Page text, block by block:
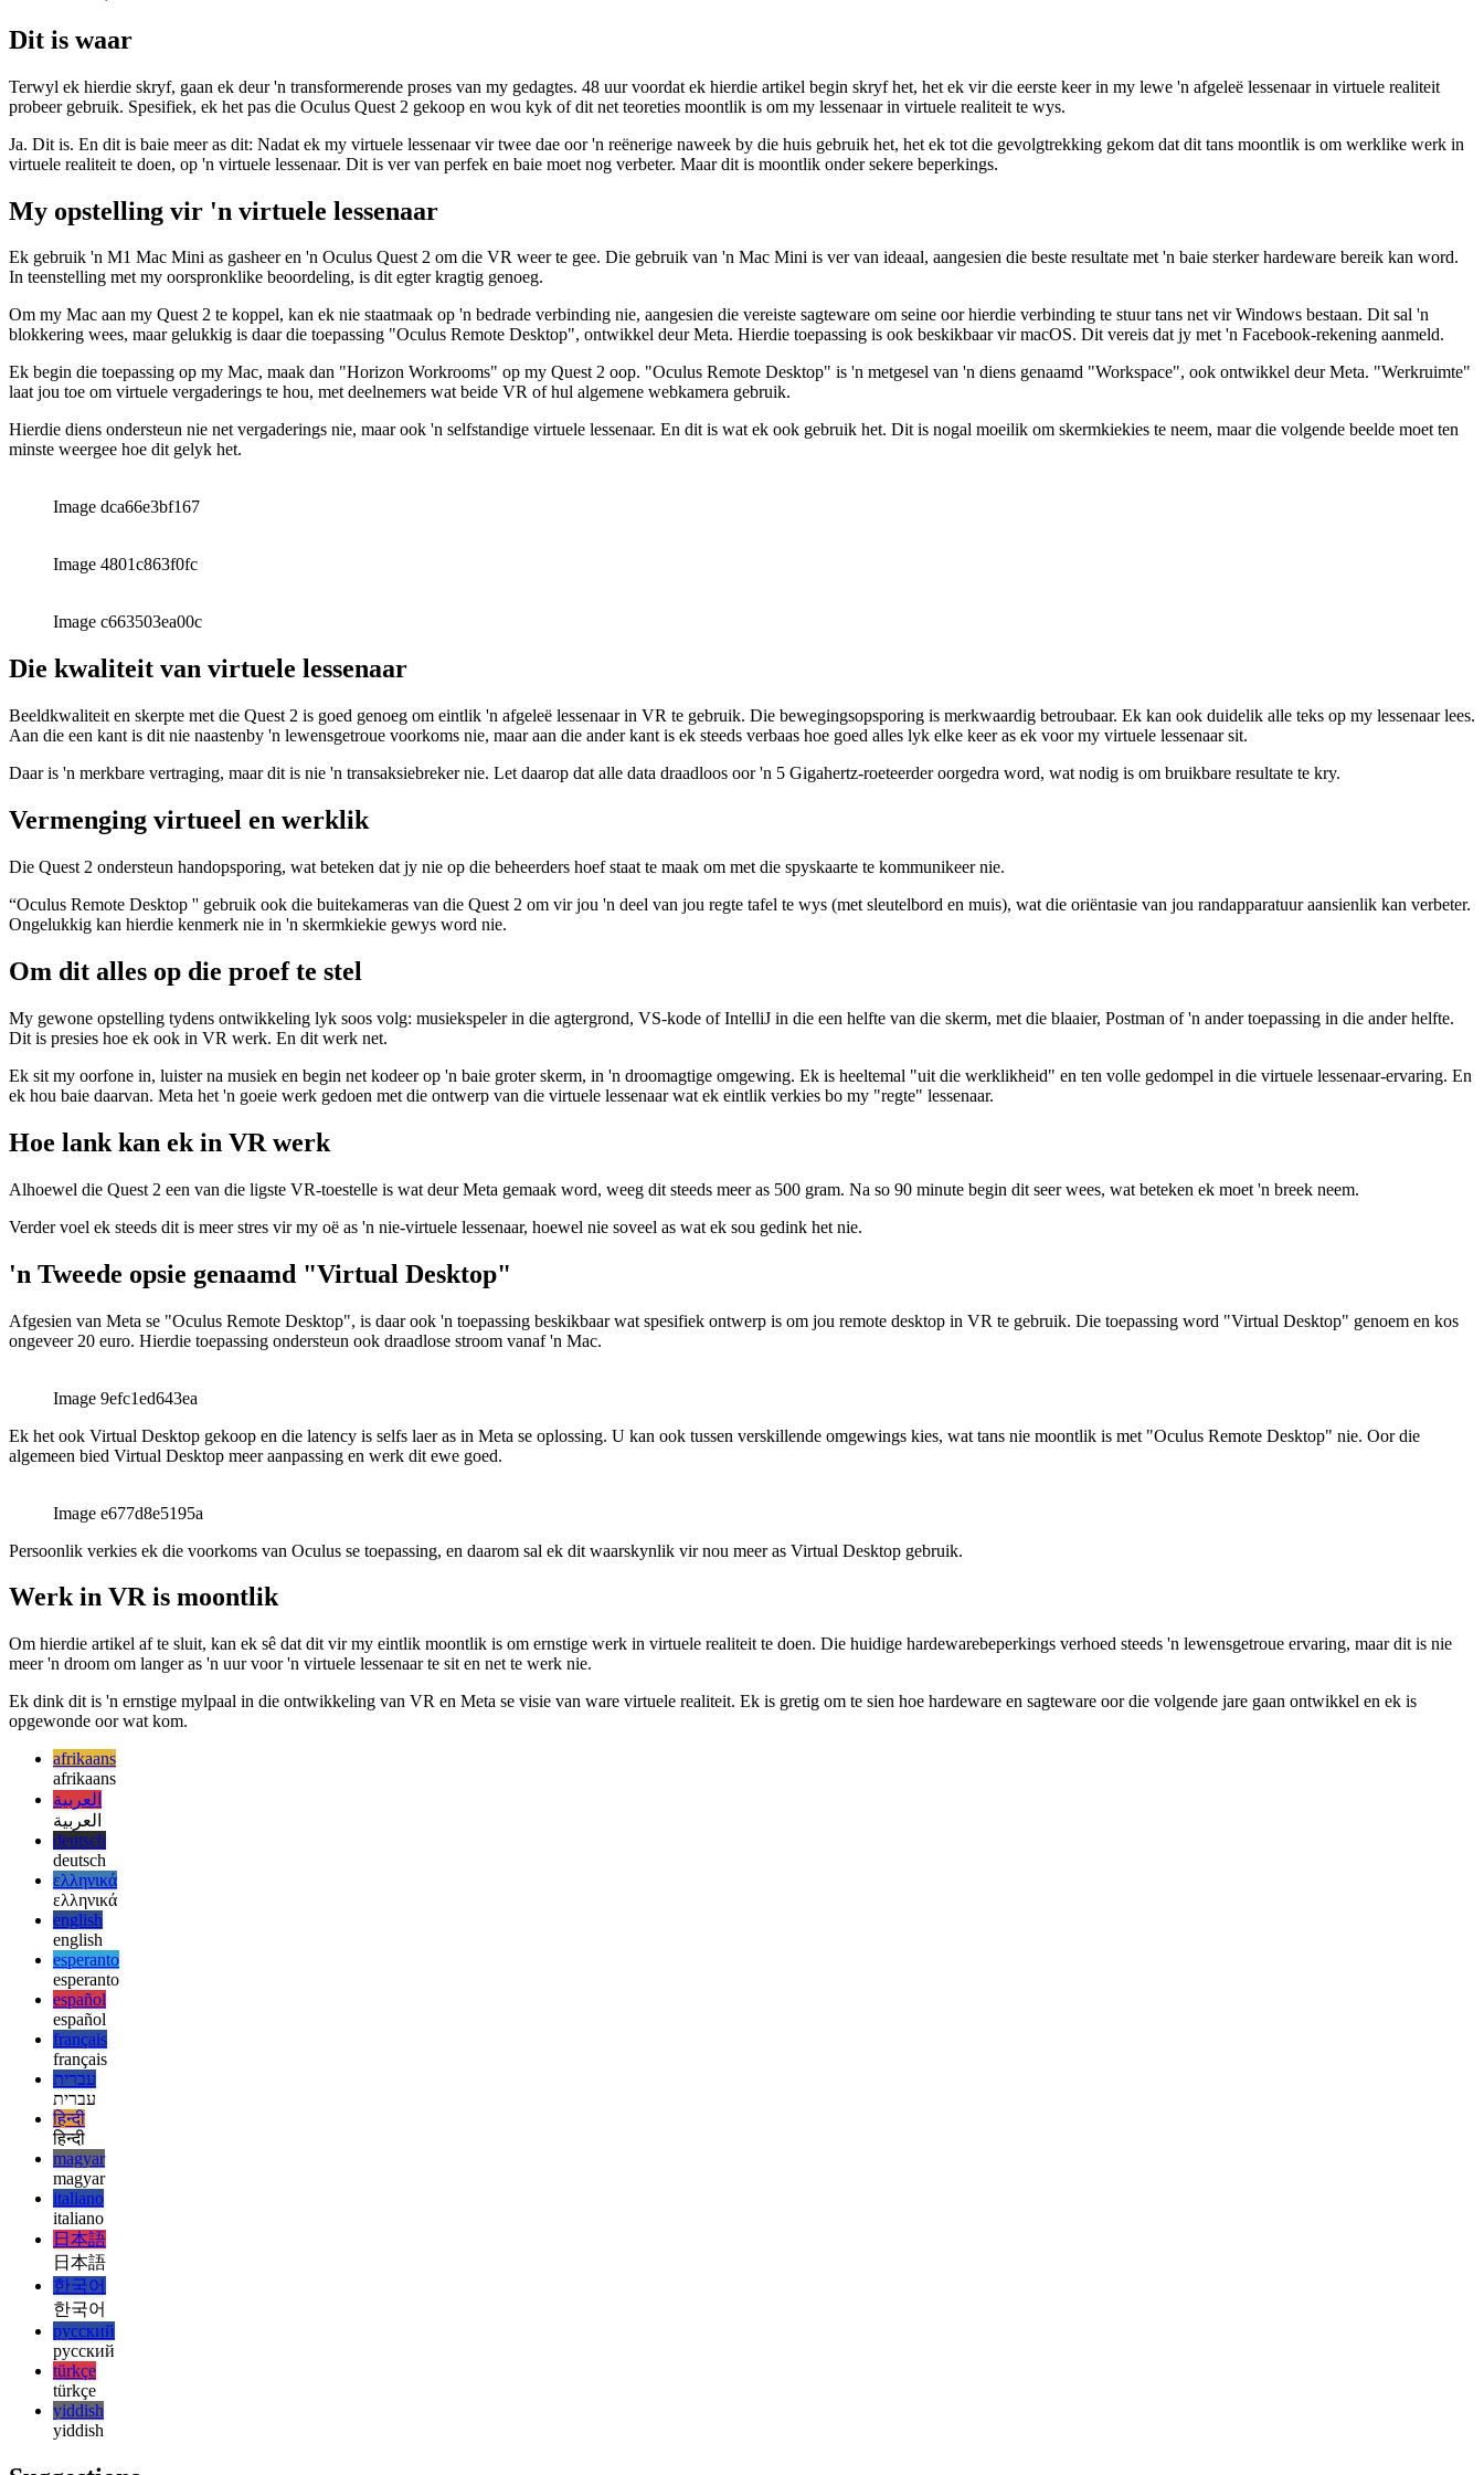
November 27, 2021
Dit is waar
Terwyl ek hierdie skryf, gaan ek deur 'n transformerende proses van my gedagtes. 48 uur voordat ek hierdie artikel begin skryf het, het ek vir die eerste keer in my lewe 'n afgeleë lessenaar in virtuele realiteit
probeer gebruik. Spesifiek, ek het pas die Oculus Quest 2 gekoop en wou kyk of dit net teoreties moontlik is om my lessenaar in virtuele realiteit te wys.
Ja. Dit is. En dit is baie meer as dit: Nadat ek my virtuele lessenaar vir twee dae oor 'n reënerige naweek by die huis gebruik het, het ek tot die gevolgtrekking gekom dat dit tans moontlik is om werklike werk in
virtuele realiteit te doen, op 'n virtuele lessenaar. Dit is ver van perfek en baie moet nog verbeter. Maar dit is moontlik onder sekere beperkings.
My opstelling vir 'n virtuele lessenaar
Ek gebruik 'n M1 Mac Mini as gasheer en 'n Oculus Quest 2 om die VR weer te gee. Die gebruik van 'n Mac Mini is ver van ideaal, aangesien die beste resultate met 'n baie sterker hardeware bereik kan word.
In teenstelling met my oorspronklike beoordeling, is dit egter kragtig genoeg.
Om my Mac aan my Quest 2 te koppel, kan ek nie staatmaak op 'n bedrade verbinding nie, aangesien die vereiste sagteware om seine oor hierdie verbinding te stuur tans net vir Windows bestaan. Dit sal 'n
blokkering wees, maar gelukkig is daar die toepassing "Oculus Remote Desktop", ontwikkel deur Meta. Hierdie toepassing is ook beskikbaar vir macOS. Dit vereis dat jy met 'n Facebook-rekening aanmeld.
Ek begin die toepassing op my Mac, maak dan "Horizon Workrooms" op my Quest 2 oop. "Oculus Remote Desktop" is 'n metgesel van 'n diens genaamd "Workspace", ook ontwikkel deur Meta. "Werkruimte"
laat jou toe om virtuele vergaderings te hou, met deelnemers wat beide VR of hul algemene webkamera gebruik.
Hierdie diens ondersteun nie net vergaderings nie, maar ook 'n selfstandige virtuele lessenaar. En dit is wat ek ook gebruik het. Dit is nogal moeilik om skermkiekies te neem, maar die volgende beelde moet ten
Image c663503ea00c
Die kwaliteit van virtuele lessenaar
Beeldkwaliteit en skerpte met die Quest 2 is goed genoeg om eintlik 'n afgeleë lessenaar in VR te gebruik. Die bewegingsopsporing is merkwaardig betroubaar. Ek kan ook duidelik alle teks op my lessenaar lees.
Aan die een kant is dit nie naastenby 'n lewensgetroue voorkoms nie, maar aan die ander kant is ek steeds verbaas hoe goed alles lyk elke keer as ek voor my virtuele lessenaar sit.
Daar is 'n merkbare vertraging, maar dit is nie 'n transaksiebreker nie. Let daarop dat alle data draadloos oor 'n 5 Gigahertz-roeteerder oorgedra word, wat nodig is om bruikbare resultate te kry.
Vermenging virtueel en werklik
Die Quest 2 ondersteun handopsporing, wat beteken dat jy nie op die beheerders hoef staat te maak om met die spyskaarte te kommunikeer nie.
“Oculus Remote Desktop '' gebruik ook die buitekameras van die Quest 2 om vir jou 'n deel van jou regte tafel te wys (met sleutelbord en muis), wat die oriëntasie van jou randapparatuur aansienlik kan verbeter.
Ongelukkig kan hierdie kenmerk nie in 'n skermkiekie gewys word nie.
Om dit alles op die proef te stel
My gewone opstelling tydens ontwikkeling lyk soos volg: musiekspeler in die agtergrond, VS-kode of IntelliJ in die een helfte van die skerm, met die blaaier, Postman of 'n ander toepassing in die ander helfte.
Dit is presies hoe ek ook in VR werk. En dit werk net.
Ek sit my oorfone in, luister na musiek en begin net kodeer op 'n baie groter skerm, in 'n droomagtige omgewing. Ek is heeltemal "uit die werklikheid" en ten volle gedompel in die virtuele lessenaar-ervaring. En
ek hou baie daarvan. Meta het 'n goeie werk gedoen met die ontwerp van die virtuele lessenaar wat ek eintlik verkies bo my "regte" lessenaar.
Hoe lank kan ek in VR werk
Alhoewel die Quest 2 een van die ligste VR-toestelle is wat deur Meta gemaak word, weeg dit steeds meer as 500 gram. Na so 90 minute begin dit seer wees, wat beteken ek moet 'n breek neem.
Verder voel ek steeds dit is meer stres vir my oë as 'n nie-virtuele lessenaar, hoewel nie soveel as wat ek sou gedink het nie.
'n Tweede opsie genaamd "Virtual Desktop"
Afgesien van Meta se "Oculus Remote Desktop", is daar ook 'n toepassing beskikbaar wat spesifiek ontwerp is om jou remote desktop in VR te gebruik. Die toepassing word "Virtual Desktop" genoem en kos
Image 9efc1ed643ea
Ek het ook Virtual Desktop gekoop en die latency is selfs laer as in Meta se oplossing. U kan ook tussen verskillende omgewings kies, wat tans nie moontlik is met "Oculus Remote Desktop" nie. Oor die
Image e677d8e5195a
Persoonlik verkies ek die voorkoms van Oculus se toepassing, en daarom sal ek dit waarskynlik vir nou meer as Virtual Desktop gebruik.
Werk in VR is moontlik
Om hierdie artikel af te sluit, kan ek sê dat dit vir my eintlik moontlik is om ernstige werk in virtuele realiteit te doen. Die huidige hardewarebeperkings verhoed steeds 'n lewensgetroue ervaring, maar dit is nie
meer 'n droom om langer as 'n uur voor 'n virtuele lessenaar te sit en net te werk nie.
Ek dink dit is 'n ernstige mylpaal in die ontwikkeling van VR en Meta se visie van ware virtuele realiteit. Ek is gretig om te sien hoe hardeware en sagteware oor die volgende jare gaan ontwikkel en ek is
opgewonde oor wat kom.
afrikaans
afrikaans
العربية
العربية
deutsch
deutsch
ελληνικά
ελληνικά
english
english
esperanto
esperanto
español
español
français
français
עברית
עברית
हिन्दी
हिन्दी
magyar
magyar
italiano
italiano
日本語
日本語
한국어
한국어
русский
русский
türkçe
türkçe
yiddish
yiddish